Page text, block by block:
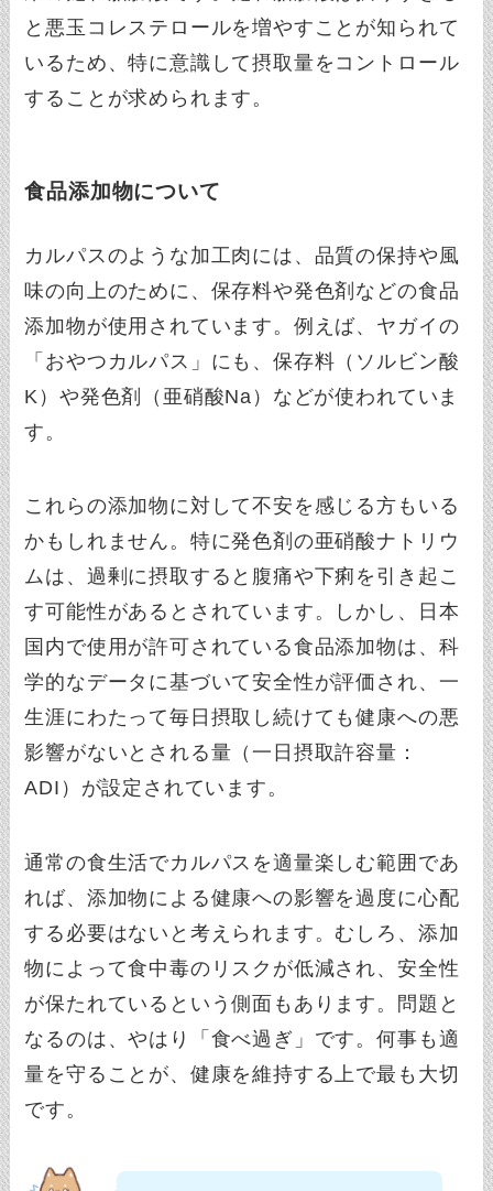
と悪玉コレステロールを増やすことが知られて
いるため、特に意識して摂取量をコントロール
することが求められます。
食品添加物について
カルパスのような加工肉には、品質の保持や風
味の向上のために、保存料や発色剤などの食品
添加物が使用されています。例えば、ヤガイの
「おやつカルパス」にも、保存料（ソルビン酸
K）や発色剤（亜硝酸Na）などが使われていま
す。
これらの添加物に対して不安を感じる方もいる
かもしれません。特に発色剤の亜硝酸ナトリウ
ムは、過剰に摂取すると腹痛や下痢を引き起こ
す可能性があるとされています。しかし、日本
国内で使用が許可されている食品添加物は、科
学的なデータに基づいて安全性が評価され、一
生涯にわたって毎日摂取し続けても健康への悪
影響がないとされる量（一日摂取許容量：
ADI）が設定されています。
通常の食生活でカルパスを適量楽しむ範囲であ
れば、添加物による健康への影響を過度に心配
する必要はないと考えられます。むしろ、添加
物によって食中毒のリスクが低減され、安全性
が保たれているという側面もあります。問題と
なるのは、やはり「食べ過ぎ」です。何事も適
量を守ることが、健康を維持する上で最も大切
です。